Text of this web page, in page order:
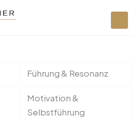
Führung & Resonanz
Motivation &
Selbstführung